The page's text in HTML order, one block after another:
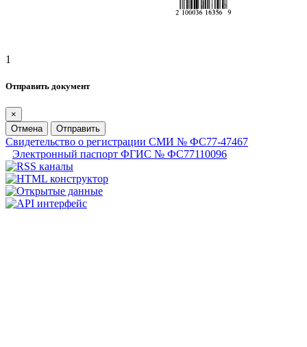
1
Отправить документ
×
Отмена
Отправить
Свидетельство о регистрации СМИ № ФС77-47467
Электронный паспорт ФГИС № ФС77110096